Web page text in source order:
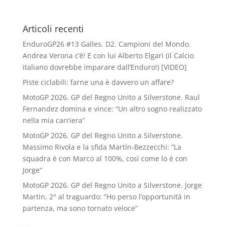
Articoli recenti
EnduroGP26 #13 Galles. D2. Campioni del Mondo.
Andrea Verona c’è! E con lui Alberto Elgari (il Calcio
italiano dovrebbe imparare dall’Enduro!) [VIDEO]
Piste ciclabili: farne una è davvero un affare?
MotoGP 2026. GP del Regno Unito a Silverstone. Raul
Fernandez domina e vince: “Un altro sogno realizzato
nella mia carriera”
MotoGP 2026. GP del Regno Unito a Silverstone.
Massimo Rivola e la sfida Martín-Bezzecchi: “La
squadra è con Marco al 100%, così come lo è con
Jorge”
MotoGP 2026. GP del Regno Unito a Silverstone. Jorge
Martin, 2° al traguardo: “Ho perso l’opportunità in
partenza, ma sono tornato veloce”